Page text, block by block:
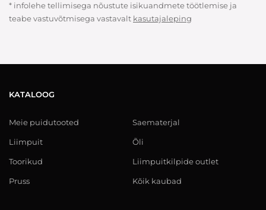
* infolehe tellimisega nõustute isikuandmete töötlemise ja
teabe vastuvõtmisega vastavalt kasutajaleping
KATALOOG
Meie puidutooted
Liimpuit
Toorikud
Pruss
Saematerjal
Õli
Liimpuitkilpide outlet
Kõik kaubad